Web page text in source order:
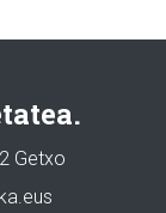
Getxo